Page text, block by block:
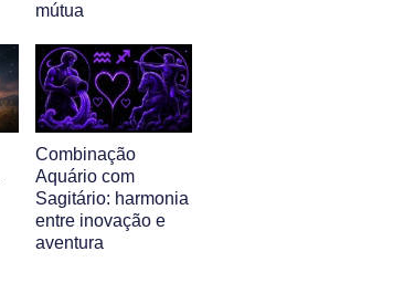
mútua
Combinação
Aquário com
Sagitário: harmonia
entre inovação e
aventura